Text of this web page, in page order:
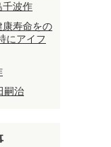
千波作
康寿命をの
にアイフ
治